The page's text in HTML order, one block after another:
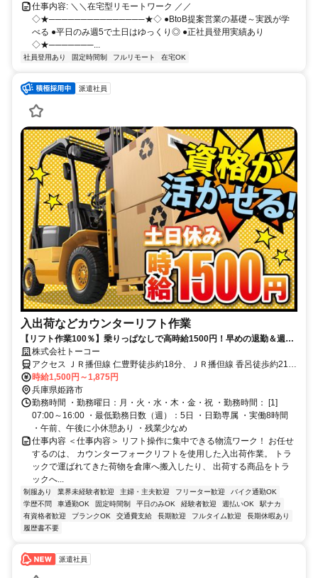
仕事内容: ＼＼在宅型リモートワーク ／／
◇★───────────────★◇ ●BtoB提案営業の基礎～実践が学
べる ●平日のみ週5で土日はゆっくり◎ ●正社員登用実績あり
◇★───────...
社員登用あり 固定時間制 フルリモート 在宅OK
派遣社員
入出荷などカウンターリフト作業
【リフト作業100％】乗りっぱなしで高時給1500円！早めの退勤＆週末
休みでプライベートとの両立もしやすい職場です。
株式会社トーコー
アクセス ＪＲ播但線 仁豊野徒歩約18分、ＪＲ播但線 香呂徒歩約21
分、山陽電鉄本線 山陽姫路徒歩約116分 JR「仁豊野」駅から車5分
※車・バイク通勤OK
時給1,500円～1,875円
兵庫県姫路市
勤務時間 ・勤務曜日：月・火・水・木・金・祝 ・勤務時間： [1]
07:00～16:00 ・最低勤務日数（週）：5日 ・日勤専属 ・実働8時間
・午前、午後に小休憩あり ・残業少なめ
仕事内容 ＜仕事内容＞ リフト操作に集中できる物流ワーク！ お任せ
するのは、 カウンターフォークリフトを使用した入出荷作業。 トラ
ックで運ばれてきた荷物を倉庫へ搬入したり、 出荷する商品をトラ
ックへ...
制服あり 業界未経験者歓迎 主婦・主夫歓迎 フリーター歓迎
バイク通勤OK
学歴不問
車通勤OK 固定時間制 平日のみOK 経験者歓迎 週払いOK
駅ナカ
有資格者歓迎
ブランクOK 交通費支給 長期歓迎 フルタイム歓迎
長期休暇あり
履歴書不要
派遣社員